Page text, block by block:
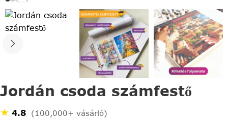
Jordán csoda számfestő
★ 4.8 (100,000+ vásárló)